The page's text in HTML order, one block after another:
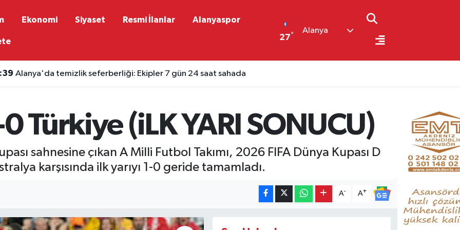
Ekonomi Siyaset Resmi İlanlar Alanyaspor
27°
Alanya
Alanya'da temizlik seferberliği: Ekipler 7 gün 24 saat sahada
Türkiye (iLK YARI SONUCU)
sahnesine çıkan A Milli Futbol Takımı, 2026 FIFA Dünya Kupası D
karşısında ilk yarıyı 1-0 geride tamamladı.
A- A+